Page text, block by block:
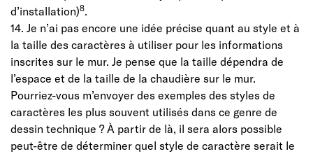
d’installation)8.
14. Je n’ai pas encore une idée précise quant au style et à
la taille des caractères à utiliser pour les informations
inscrites sur le mur. Je pense que la taille dépendra de
l’espace et de la taille de la chaudière sur le mur.
Pourriez-vous m’envoyer des exemples des styles de
caractères les plus souvent utilisés dans ce genre de
dessin technique ? À partir de là, il sera alors possible
peut-être de déterminer quel style de caractère serait le